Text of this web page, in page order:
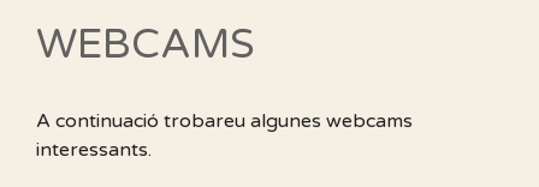
WEBCAMS
A continuació trobareu algunes webcams
interessants.